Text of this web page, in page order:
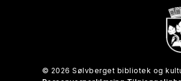
© 2026 Sølvberget bibliotek og